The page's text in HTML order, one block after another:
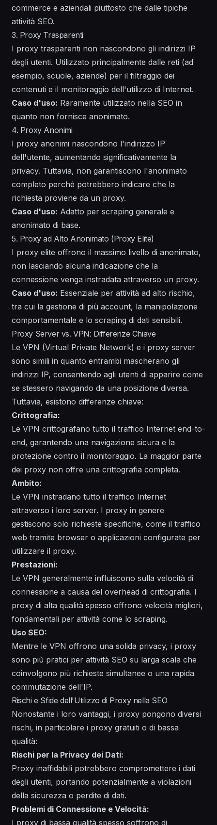
commerce e aziendali piuttosto che dalle tipiche
attività SEO.
3. Proxy Trasparenti
I proxy trasparenti non nascondono gli indirizzi IP
degli utenti. Utilizzato principalmente dalle reti (ad
esempio, scuole, aziende) per il filtraggio dei
contenuti e il monitoraggio dell'utilizzo di Internet.
Caso d'uso: Raramente utilizzato nella SEO in
quanto non fornisce anonimato.
4. Proxy Anonimi
I proxy anonimi nascondono l'indirizzo IP
dell'utente, aumentando significativamente la
privacy. Tuttavia, non garantiscono l'anonimato
completo perché potrebbero indicare che la
richiesta proviene da un proxy.
Caso d'uso: Adatto per scraping generale e
anonimato di base.
5. Proxy ad Alto Anonimato (Proxy Elite)
I proxy elite offrono il massimo livello di anonimato,
non lasciando alcuna indicazione che la
connessione venga instradata attraverso un proxy.
Caso d'uso: Essenziale per attività ad alto rischio,
tra cui la gestione di più account, la manipolazione
comportamentale e lo scraping di dati sensibili.
Proxy Server vs. VPN: Differenze Chiave
Le VPN (Virtual Private Network) e i proxy server
sono simili in quanto entrambi mascherano gli
indirizzi IP, consentendo agli utenti di apparire come
se stessero navigando da una posizione diversa.
Tuttavia, esistono differenze chiave:
Crittografia:
Le VPN crittografano tutto il traffico Internet end-to-
end, garantendo una navigazione sicura e la
protezione contro il monitoraggio. La maggior parte
dei proxy non offre una crittografia completa.
Ambito:
Le VPN instradano tutto il traffico Internet
attraverso i loro server. I proxy in genere
gestiscono solo richieste specifiche, come il traffico
web tramite browser o applicazioni configurate per
utilizzare il proxy.
Prestazioni:
Le VPN generalmente influiscono sulla velocità di
connessione a causa del overhead di crittografia. I
proxy di alta qualità spesso offrono velocità migliori,
fondamentali per attività come lo scraping.
Uso SEO:
Mentre le VPN offrono una solida privacy, i proxy
sono più pratici per attività SEO su larga scala che
coinvolgono più richieste simultanee o una rapida
commutazione dell'IP.
Rischi e Sfide dell'Utilizzo di Proxy nella SEO
Nonostante i loro vantaggi, i proxy pongono diversi
rischi, in particolare i proxy gratuiti o di bassa
qualità:
Rischi per la Privacy dei Dati:
Proxy inaffidabili potrebbero compromettere i dati
degli utenti, portando potenzialmente a violazioni
della sicurezza o perdite di dati.
Problemi di Connessione e Velocità:
I proxy di bassa qualità spesso soffrono di